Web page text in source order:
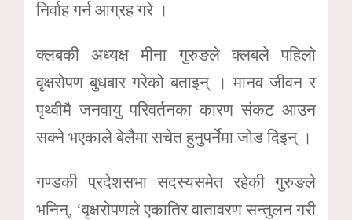
निर्वाह गर्न आग्रह गरे ।
क्लबकी अध्यक्ष मीना गुरुङले क्लबले पहिलो
वृक्षरोपण बुधबार गरेको बताइन् । मानव जीवन र
पृथ्वीमै जनवायु परिवर्तनका कारण संकट आउन
सक्ने भएकाले बेलैमा सचेत हुनुपर्नेमा जोड दिइन् ।
गण्डकी प्रदेशसभा सदस्यसमेत रहेकी गुरुङले
भनिन्, ‘वृक्षरोपणले एकातिर वातावरण सन्तुलन गरी